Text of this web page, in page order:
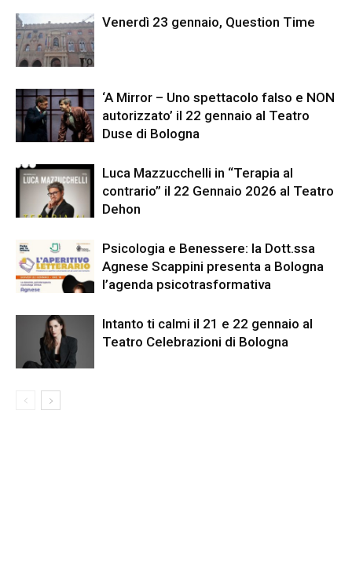
Venerdì 23 gennaio, Question Time
‘A Mirror – Uno spettacolo falso e NON
autorizzato’ il 22 gennaio al Teatro
Duse di Bologna
Luca Mazzucchelli in “Terapia al
contrario” il 22 Gennaio 2026 al Teatro
Dehon
Psicologia e Benessere: la Dott.ssa
Agnese Scappini presenta a Bologna
l’agenda psicotrasformativa
Intanto ti calmi il 21 e 22 gennaio al
Teatro Celebrazioni di Bologna